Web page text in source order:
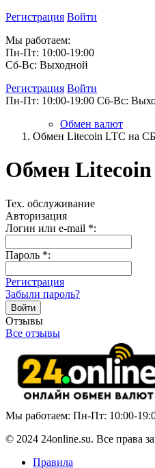
Регистрация Войти
Мы работаем:
Пн-Пт: 10:00-19:00
Сб-Вс: Выходной
Регистрация Войти
Пн-Пт: 10:00-19:00 Сб-Вс:
Обмен валют
Обмен Litecoin LTC на
Обмен
Тех. обслуживание
Авторизация
Логин или e-mail *:
Пароль *:
Регистрация
Забыли пароль?
Отзывы
Все отзывы
Мы работаем: Пн-Пт: 10:00-
© 2024 24online.su. Все права
Правила